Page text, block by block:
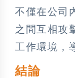
不僅在公司
之間互相攻
工作環境，
結論